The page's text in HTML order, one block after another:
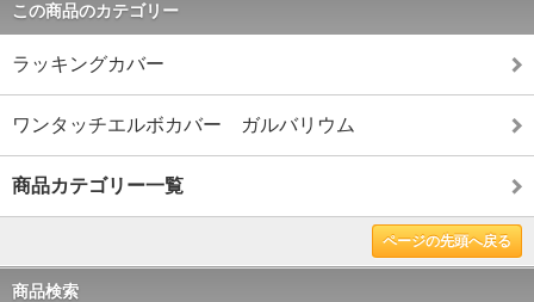
この商品のカテゴリー
ラッキングカバー
ワンタッチエルボカバー ガルバリウム
商品カテゴリー一覧
ページの先頭へ戻る
商品検索